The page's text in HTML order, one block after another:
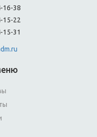
16-38
15-22
15-31